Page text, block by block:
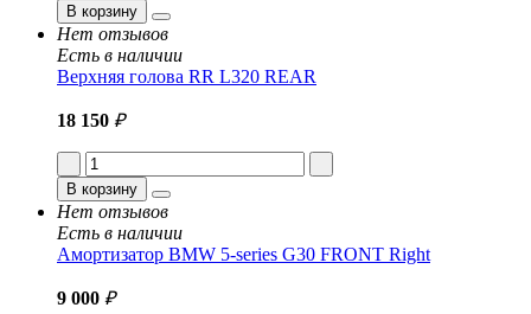
В корзину
Нет отзывов
Есть в наличии
Верхняя голова RR L320 REAR
18 150 ₽
В корзину
Нет отзывов
Есть в наличии
Амортизатор BMW 5-series G30 FRONT Right
9 000 ₽